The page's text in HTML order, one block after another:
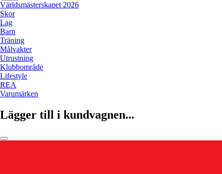
Världsmästerskapet 2026
Skor
Lag
Barn
Träning
Målvakter
Utrustning
Klubbområde
Lifestyle
REA
Varumärken
Lägger till i kundvagnen...